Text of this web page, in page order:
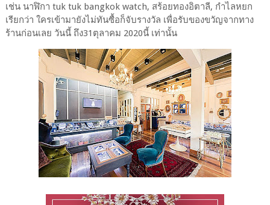
เช่น นาฬิกา tuk tuk bangkok watch, สร้อยทองอิตาลี, กำไลหยก
เรียกว่า ใครเข้ามายังไม่ทันซื้อก็จับรางวัล เพื่อรับของขวัญจากทาง
ร้านก่อนเลย วันนี้ ถึง31ตุลาคม 2020นี้ เท่านั้น